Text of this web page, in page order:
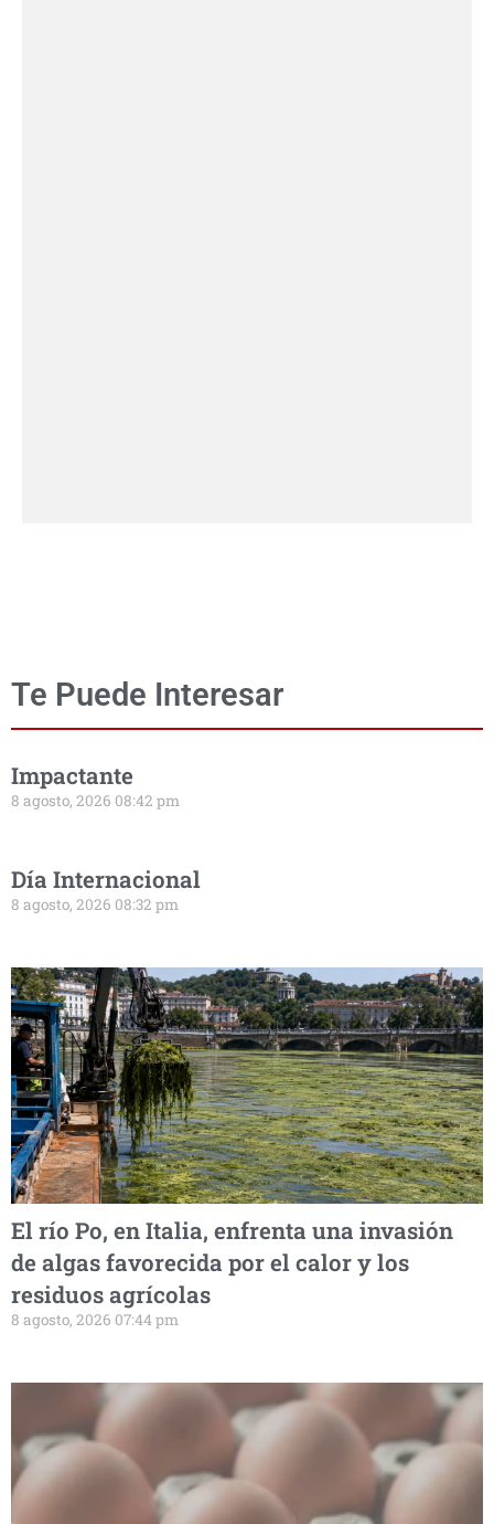
Te Puede Interesar
Impactante
8 agosto, 2026 08:42 pm
Día Internacional
8 agosto, 2026 08:32 pm
El río Po, en Italia, enfrenta una invasión
de algas favorecida por el calor y los
residuos agrícolas
8 agosto, 2026 07:44 pm